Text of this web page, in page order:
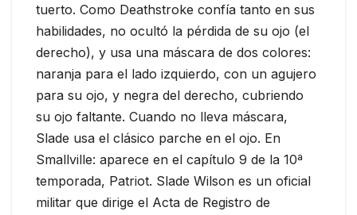
tuerto. Como Deathstroke confía tanto en sus
habilidades, no ocultó la pérdida de su ojo (el
derecho), y usa una máscara de dos colores:
naranja para el lado izquierdo, con un agujero
para su ojo, y negra del derecho, cubriendo
su ojo faltante. Cuando no lleva máscara,
Slade usa el clásico parche en el ojo. En
Smallville: aparece en el capítulo 9 de la 10ª
temporada, Patriot. Slade Wilson es un oficial
militar que dirige el Acta de Registro de